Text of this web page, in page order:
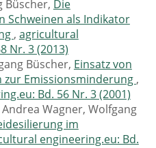
Büscher, Die
Schweinen als Indikator
, agricultural
Nr. 3 (2013)
Büscher, Einsatz von
zur Emissionsminderung,
Bd. 56 Nr. 3 (2001)
Wagner, Wolfgang
im
engineering.eu: Bd.